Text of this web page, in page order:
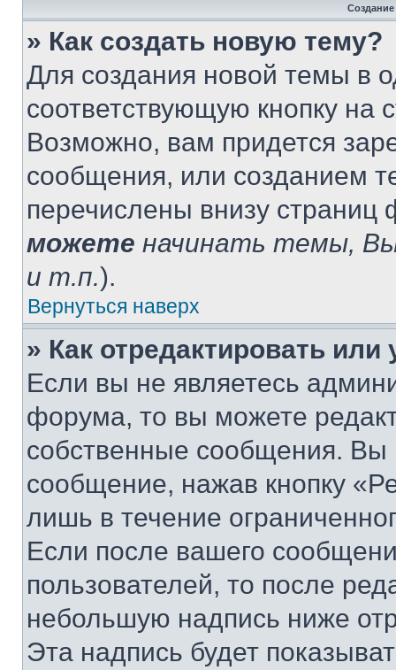
» Как создать новую тему?
Для создания новой темы в
соответствующую кнопку
Возможно, вам придется
сообщения, или созданием
перечислены внизу
можете начинать темы,
и т.п.).
Вернуться наверх
» Как отредактировать
Если вы не являетесь
форума, то вы можете
собственные сообщения. Вы
сообщение, нажав кнопку
лишь в течение
Если после вашего
пользователей, то после
небольшую надпись ниже
Эта надпись будет